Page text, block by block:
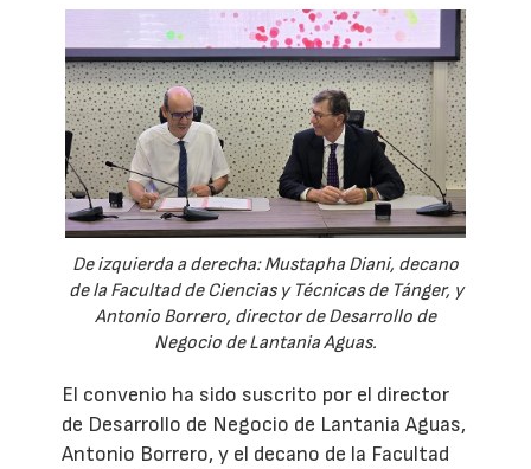
De izquierda a derecha: Mustapha Diani, decano
de la Facultad de Ciencias y Técnicas de Tánger, y
Antonio Borrero, director de Desarrollo de
Negocio de Lantania Aguas.
El convenio ha sido suscrito por el director
de Desarrollo de Negocio de Lantania Aguas,
Antonio Borrero, y el decano de la Facultad